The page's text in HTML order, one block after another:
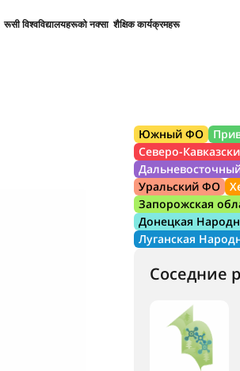
रूसी विश्वविद्यालयहरूको नक्सा शैक्षिक कार्यक्रमहरू
Южный ФО
Северо-
Уральский ФО
Запорожская
Донецкая
Луганская
Соседние